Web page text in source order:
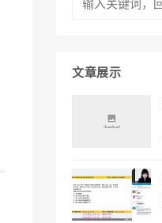
文章展示